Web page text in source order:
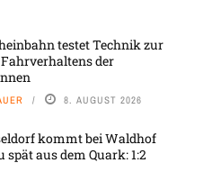
testet Technik zur
der
8. AUGUST 2026
kommt bei Waldhof
aus dem Quark: 1:2